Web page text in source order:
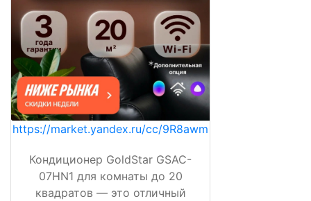
https://market.yandex.ru/cc/9R8awm
Кондиционер GoldStar GSAC-
07HN1 для комнаты до 20
квадратов — это отличный